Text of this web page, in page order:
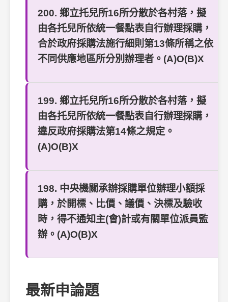
200. 鄉立托兒所16所分散於各村落，擬
由各托兒所依統一餐點表自行辦理採購，
合於政府採購法施行細則第13條所稱之依
不同供應地區所分別辦理者。(A)O(B)X
199. 鄉立托兒所16所分散於各村落，擬
由各托兒所依統一餐點表自行辦理採購，
違反政府採購法第14條之規定。
(A)O(B)X
198. 中央機關承辦採購單位辦理小額採
購，於開標、比價、議價、決標及驗收
時，得不通知主(會)計或有關單位派員監
辦。(A)O(B)X
最新申論題